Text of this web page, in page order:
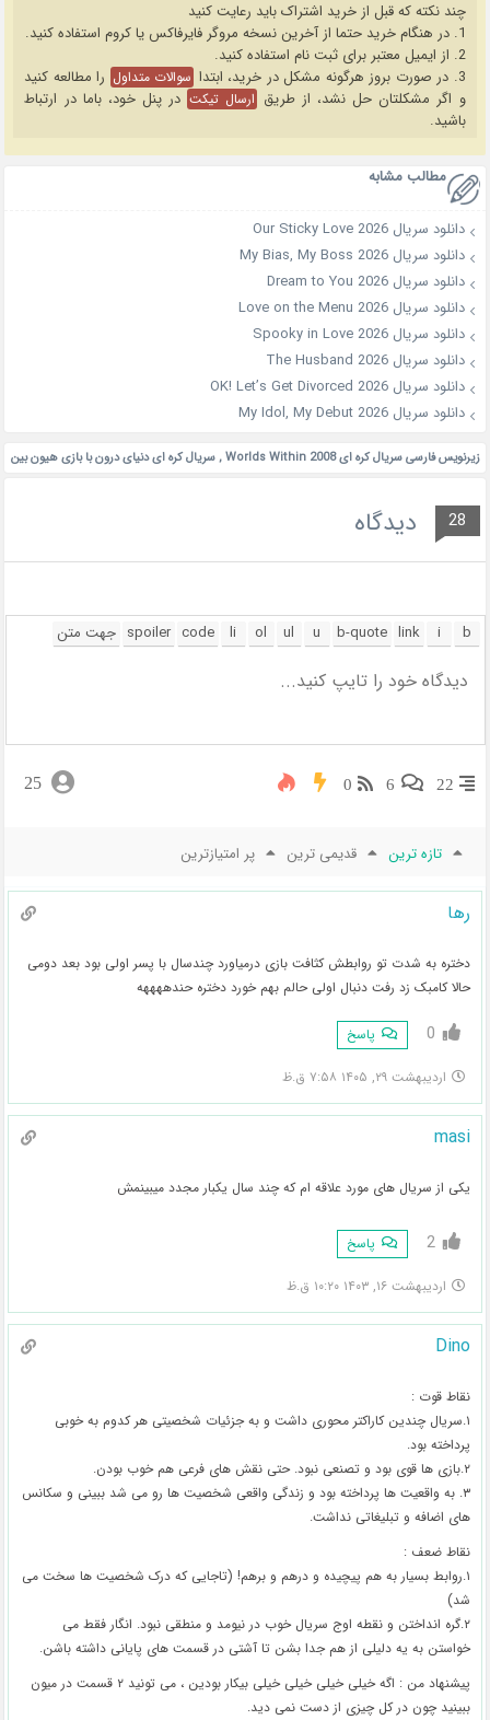
چند نکته که قبل از خرید اشتراک باید رعایت کنید
1. در هنگام خرید حتما از آخرین نسخه مروگر فایرفاکس یا کروم استفاده کنید.
2. از ایمیل معتبر برای ثبت نام استفاده کنید.
3. در صورت بروز هرگونه مشکل در خرید، ابتدا
سوالات متداول را مطالعه کنید
و اگر مشکلتان حل نشد، از طریق ارسال تیکت در پنل خود، باما در ارتباط
باشید.
مطالب مشابه
دانلود سریال Our Sticky Love 2026
دانلود سریال My Bias, My Boss 2026
دانلود سریال Dream to You 2026
دانلود سریال Love on the Menu 2026
دانلود سریال Spooky in Love 2026
دانلود سریال The Husband 2026
دانلود سریال OK! Let’s Get Divorced 2026
دانلود سریال My Idol, My Debut 2026
زیرنویس فارسی سریال کره ای Worlds Within 2008 ,سریال کره ای دنیای درون با بازی هیون بین
28 دیدگاه
22
6
0
25
تازه ترین قدیمی ترین پر امتیازترین
رها
دختره به شدت تو روابطش کثافت بازی درمیاورد چندسال با پسر اولی بود بعد دومی
حالا کامبک زد رفت دنبال اولی حالم بهم خورد دختره حندههههه
0 پاسخ
اردیبهشت ۲۹, ۱۴۰۵ ۷:۵۸ ق.ظ
masi
یکی از سریال های مورد علاقه ام که چند سال یکبار مجدد میبینمش
2 پاسخ
اردیبهشت ۱۶, ۱۴۰۳ ۱۰:۲۰ ق.ظ
Dino
نقاط قوت :
۱.سریال چندین کاراکتر محوری داشت و به جزئیات شخصیتی هر کدوم به خوبی
پرداخته بود.
۲.بازی ها قوی بود و تصنعی نبود. حتی نقش های فرعی هم خوب بودن.
۳. به واقعیت ها پرداخته بود و زندگی واقعی شخصیت ها رو می شد ببینی و سکانس
های اضافه و تبلیغاتی نداشت.
نقاط ضعف :
۱.روابط بسیار به هم پیچیده و درهم و برهم! (تاجایی که درک شخصیت ها سخت می
شد)
۲.گره انداختن و نقطه اوج سریال خوب در نیومد و منطقی نبود. انگار فقط می
خواستن به یه دلیلی از هم جدا بشن تا آشتی در قسمت های پایانی داشته باشن.
پیشنهاد من : اگه خیلی خیلی خیلی خیلی بیکار بودین ، می تونید ۲ قسمت در میون
ببینید چون در کل چیزی از دست نمی دید.